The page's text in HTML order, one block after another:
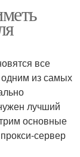
все
из самых
лучший
основные
сервер